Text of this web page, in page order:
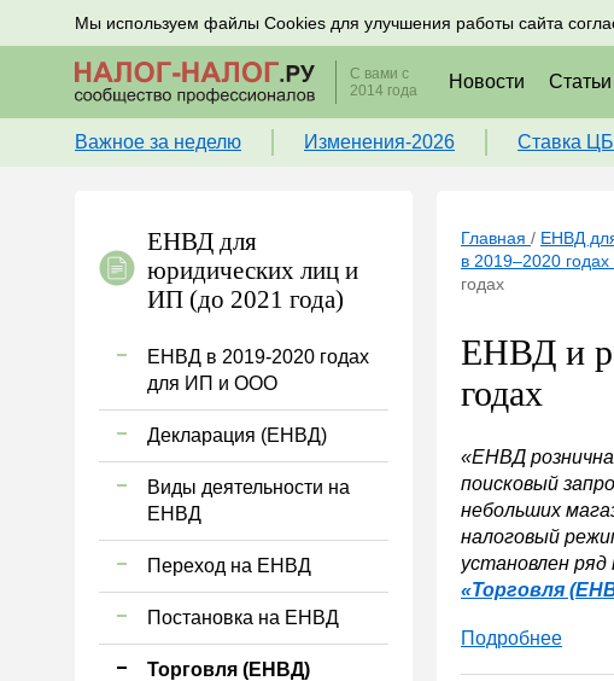
Мы используем файлы Cookies для улучшения работы сайта
Подписывайтесь на новости по налогам, учету и кадрам
С вами с
2014 года
Новости Статьи
Важное за неделю Изменения-2026 Ставка
ЕНВД для
юридических лиц и
ИП (до 2021 года)
ЕНВД в 2019-2020 годах
для ИП и ООО
Декларация (ЕНВД)
Виды деятельности на
ЕНВД
Переход на ЕНВД
Постановка на ЕНВД
Торговля (ЕНВД)
Главная / ЕНВД
в 2019–2020 годах
годах
ЕНВД и
годах
«ЕНВД
поисковый
небольших
налоговый
установлен
«Торговля
Подробнее